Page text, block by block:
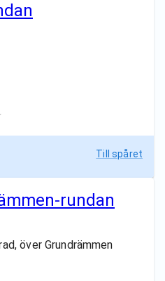
Till spåret
rundan
över Grundrämmen